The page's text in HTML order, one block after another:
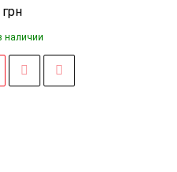
грн
наличии